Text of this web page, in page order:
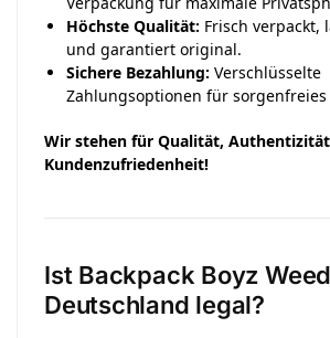
Höchste Qualität: Frisch verpackt,
und garantiert original.
Sichere Bezahlung: Verschlüsselte
Zahlungsoptionen für sorgenfreies
Wir stehen für Qualität,
Kundenzufriedenheit!
Ist Backpack Boyz
Deutschland legal?